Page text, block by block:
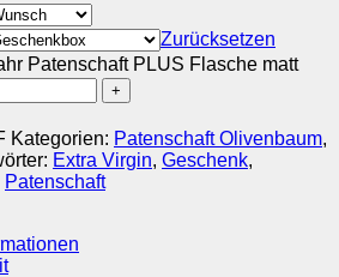
Zurücksetzen
Patenschaft PLUS Flasche matt
Kategorien: Patenschaft Olivenbaum,
Extra Virgin, Geschenk,
Patenschaft